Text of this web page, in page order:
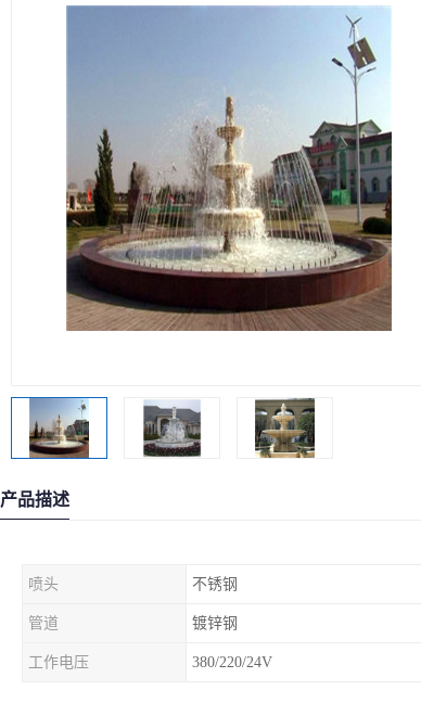
产品描述
喷头 不锈钢
管道 镀锌钢
工作电压 380/220/24V